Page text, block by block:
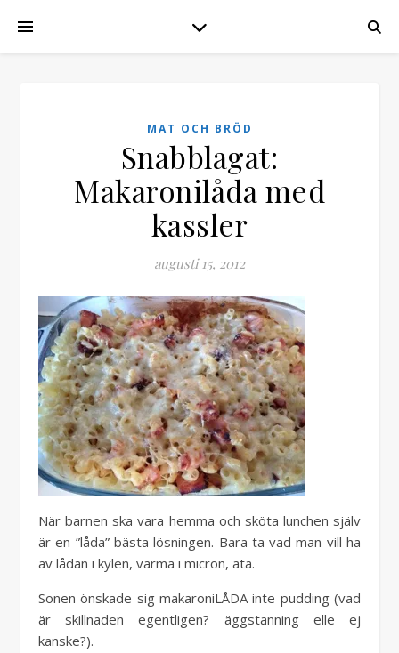
MAT OCH BRÖD
Snabblagat:
Makaronilåda med
kassler
augusti 15, 2012
När barnen ska vara hemma och sköta lunchen själv
är en ”låda” bästa lösningen. Bara ta vad man vill ha
av lådan i kylen, värma i micron, äta.
Sonen önskade sig makaroniLÅDA inte pudding (vad
är skillnaden egentligen? äggstanning elle ej
kanske?).